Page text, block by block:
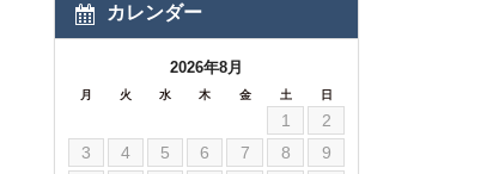
カレンダー
2026年8月
月 火 水 木 金 土 日
1
2
3
4 5 6 7 8
9